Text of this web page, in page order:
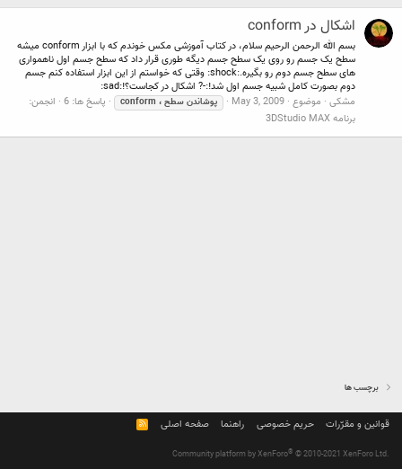
اشکال در conform
بسم الله الرحمن الرحیم سلام، در کتاب آموزشی مکس خوندم که با ابزار conform میشه
سطح یک جسم رو روی یک سطح جسم دیگه طوری قرار داد که سطح جسم اول ناهمواری
های سطح جسم دوم رو بگیره.:shock: وقتی که خواستم از این ابزار استفاده کنم جسم
دوم بصورت کامل شبیه جسم اول شد!:-? اشکال در کجاست؟!:sad:
مشکی موضوع May 3, 2009
conform ، پوشاندن سطح پاسخ ها: 6
انجمن:
برنامه 3DStudio MAX
برچسب ها
قوانین و مقرّرات حریم خصوصی راهنما صفحه اصلی
R
S
Community platform by XenForo® © 2010-2021 XenForo Ltd.